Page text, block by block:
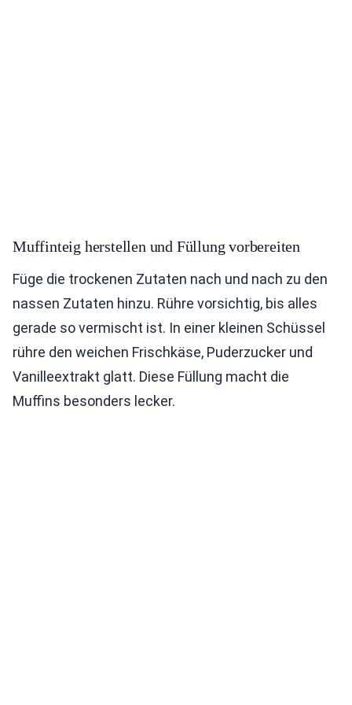
Muffinteig herstellen und Füllung vorbereiten
Füge die trockenen Zutaten nach und nach zu den
nassen Zutaten hinzu. Rühre vorsichtig, bis alles
gerade so vermischt ist. In einer kleinen Schüssel
rühre den weichen Frischkäse, Puderzucker und
Vanilleextrakt glatt. Diese Füllung macht die
Muffins besonders lecker.